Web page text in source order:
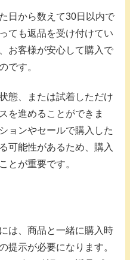
日から数えて30日以内で
ても返品を受け付けてい
お客様が安心して購入で
です。
態、または試着しただけ
を進めることができま
ョンやセールで購入した
可能性があるため、購入
とが重要です。
は、商品と一緒に購入時
提示が必要になります。